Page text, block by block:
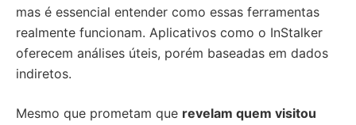
mas é essencial entender como essas ferramentas
realmente funcionam. Aplicativos como o InStalker
oferecem análises úteis, porém baseadas em dados
indiretos.
Mesmo que prometam que revelam quem visitou